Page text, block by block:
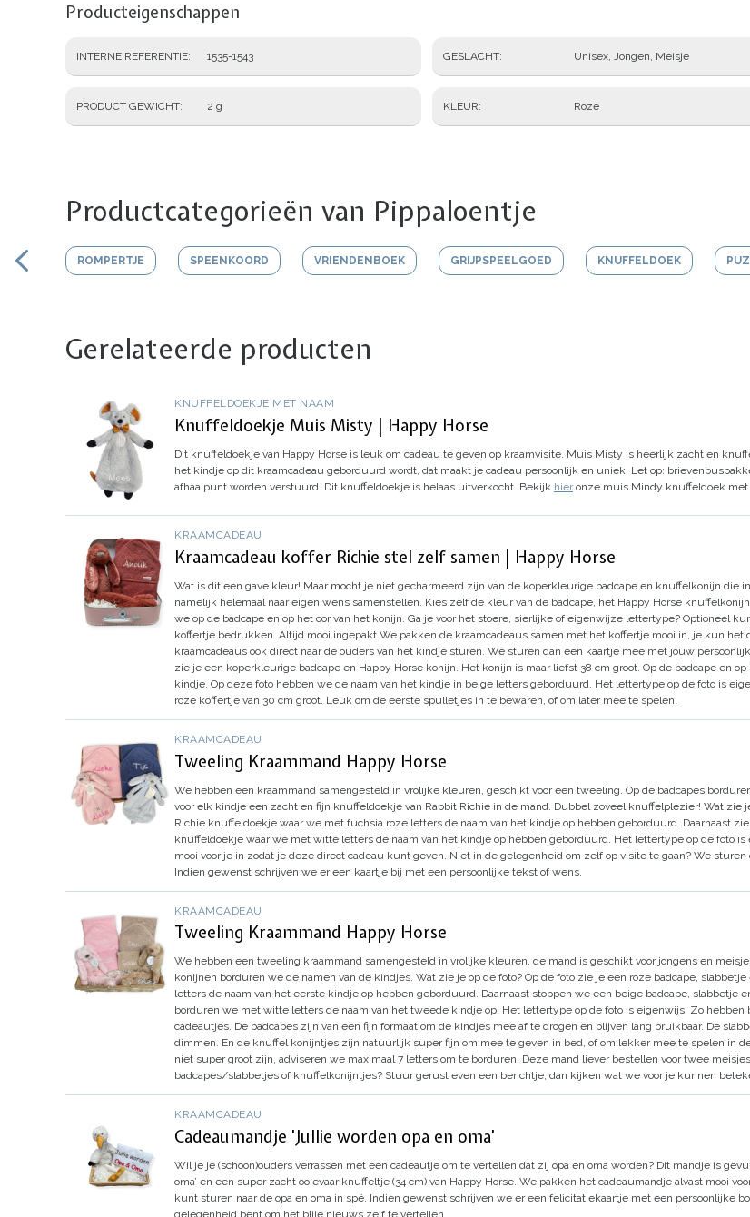
Producteigenschappen
INTERNE REFERENTIE 1535-1543
PRODUCT GEWICHT 2 g
GESLACHT Unisex, Jongen, Meisje
KLEUR Roze
Productcategorieën van Pippaloentje
ROMPERTJE SPEENKOORD VRIENDENBOEK GRIJPSPEELGOED KNUFFELDOEK
Gerelateerde producten
KNUFFELDOEKJE MET NAAM
Knuffeldoekje Muis Misty | Happy Horse
Dit knuffeldoekje van Happy Horse is leuk om cadeau te geven op kraamvisite. Muis Misty is heerlijk zacht en
het kindje op dit kraamcadeau geborduurd wordt, dat maakt je cadeau persoonlijk en uniek. Let op:
afhaalpunt worden verstuurd. Dit knuffeldoekje is helaas uitverkocht. Bekijk hieronze muis Mindy knuffeldoek met
KRAAMCADEAU
Kraamcadeau koffer Richie stel zelf samen | Happy Horse
Wat is dit een gave kleur! Maar mocht je niet gecharmeerd zijn van de koperkleurige badcape en knuffelkonijn
namelijk helemaal naar eigen wens samenstellen. Kies zelf de kleur van de badcape, het Happy Horse
we op de badcape en op het oor van het konijn. Ga je voor het stoere, sierlijke of eigenwijze lettertype? Optioneel
koffertje bedrukken. Altijd mooi ingepakt We pakken de kraamcadeaus samen met het koffertje mooi in, je kun
kraamcadeaus ook direct naar de ouders van het kindje sturen. We sturen dan een kaartje mee met jouw
zie je een koperkleurige badcape en Happy Horse konijn. Het konijn is maar liefst 38 cm groot. Op de badcape en
kindje. Op deze foto hebben we de naam van het kindje in beige letters geborduurd. Het lettertype op de foto is
roze koffertje van 30 cm groot. Leuk om de eerste spulletjes in te bewaren, of om later mee te spelen.
KRAAMCADEAU
Tweeling Kraammand Happy Horse
We hebben een kraammand samengesteld in vrolijke kleuren, geschikt voor een tweeling. Op de badcapes
voor elk kindje een zacht en fijn knuffeldoekje van Rabbit Richie in de mand. Dubbel zoveel knuffelplezier! Wat zie
Richie knuffeldoekje waar we met fuchsia roze letters de naam van het kindje op hebben geborduurd. Daarnaast
knuffeldoekje waar we met witte letters de naam van het kindje op hebben geborduurd. Het lettertype op de foto is
mooi voor je in zodat je deze direct cadeau kunt geven. Niet in de gelegenheid om zelf op visite te gaan? We sturen
Indien gewenst schrijven we er een kaartje bij met een persoonlijke tekst of wens.
KRAAMCADEAU
Tweeling Kraammand Happy Horse
We hebben een tweeling kraammand samengesteld in vrolijke kleuren, de mand is geschikt voor jongens en
konijnen borduren we de namen van de kindjes. Wat zie je op de foto? Op de foto zie je een roze badcape,
letters de naam van het eerste kindje op hebben geborduurd. Daarnaast stoppen we een beige badcape, slabbetje
borduren we met witte letters de naam van het tweede kindje op. Het lettertype op de foto is eigenwijs. Zo hebben
cadeautjes. De badcapes zijn van een fijn formaat om de kindjes mee af te drogen en blijven lang bruikbaar. De
dimmen. En de knuffel konijntjes zijn natuurlijk super fijn om mee te geven in bed, of om lekker mee te spelen in
niet super groot zijn, adviseren we maximaal 7 letters om te borduren. Deze mand liever bestellen voor twee
badcapes/slabbetjes of knuffelkonijntjes? Stuur gerust even een berichtje, dan kijken wat we voor je kunnen
KRAAMCADEAU
Cadeaumandje 'Jullie worden opa en oma'
Wil je je (schoon)ouders verrassen met een cadeautje om te vertellen dat zij opa en oma worden? Dit mandje is
oma’ en een super zacht ooievaar knuffeltje (34 cm) van Happy Horse. We pakken het cadeaumandje alvast mooi
kunt sturen naar de opa en oma in spé. Indien gewenst schrijven we er een felicitatiekaartje met een persoonlijke